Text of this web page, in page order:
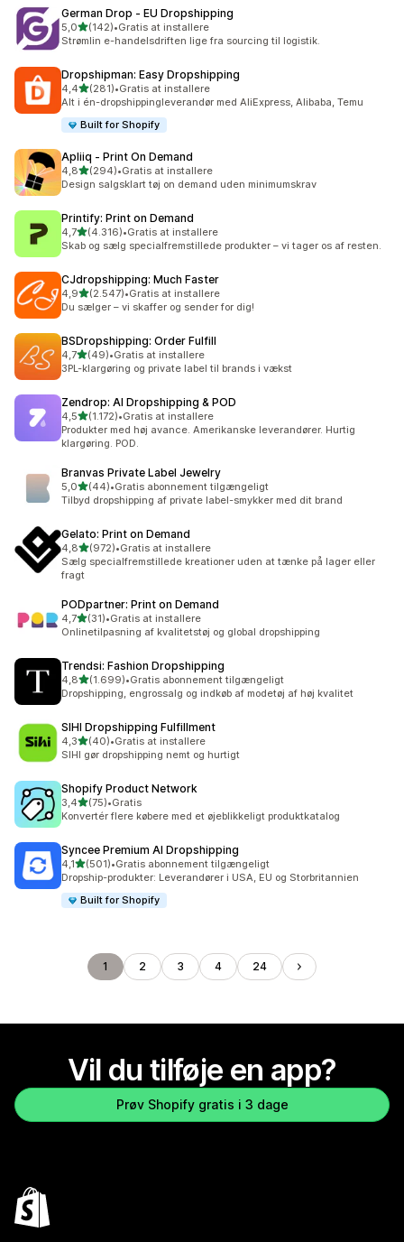
German Drop ‑ EU Dropshipping
5,0ud af 5 stjerner
(142)
142 anmeldelser i alt
•Gratis at installere
Strømlin e-handelsdriften lige fra sourcing til logistik.
Dropshipman: Easy Dropshipping
4,4ud af 5 stjerner
(281)
281 anmeldelser i alt
•Gratis at installere
Alt i én-dropshippingleverandør med AliExpress, Alibaba, Temu
Built for Shopify
Apliiq ‑ Print On Demand
4,8ud af 5 stjerner
(294)
294 anmeldelser i alt
•Gratis at installere
Design salgsklart tøj on demand uden minimumskrav
Printify: Print on Demand
4,7ud af 5 stjerner
(4.316)
4316 anmeldelser i alt
•Gratis at installere
Skab og sælg specialfremstillede produkter – vi tager os af resten.
CJdropshipping: Much Faster
4,9ud af 5 stjerner
(2.547)
2547 anmeldelser i alt
•Gratis at installere
Du sælger – vi skaffer og sender for dig!
BSDropshipping: Order Fulfill
4,7ud af 5 stjerner
(49)
49 anmeldelser i alt
•Gratis at installere
3PL-klargøring og private label til brands i vækst
Zendrop: AI Dropshipping & POD
4,5ud af 5 stjerner
(1.172)
1172 anmeldelser i alt
•Gratis at installere
Produkter med høj avance. Amerikanske leverandører. Hurtig
klargøring. POD.
Branvas Private Label Jewelry
5,0ud af 5 stjerner
(44)
44 anmeldelser i alt
•Gratis abonnement tilgængeligt
Tilbyd dropshipping af private label-smykker med dit brand
Gelato: Print on Demand
4,8ud af 5 stjerner
(972)
972 anmeldelser i alt
•Gratis at installere
Sælg specialfremstillede kreationer uden at tænke på lager eller
fragt
PODpartner: Print on Demand
4,7ud af 5 stjerner
(31)
31 anmeldelser i alt
•Gratis at installere
Onlinetilpasning af kvalitetstøj og global dropshipping
Trendsi: Fashion Dropshipping
4,8ud af 5 stjerner
(1.699)
1699 anmeldelser i alt
•Gratis abonnement tilgængeligt
Dropshipping, engrossalg og indkøb af modetøj af høj kvalitet
SIHI Dropshipping Fulfillment
4,3ud af 5 stjerner
(40)
40 anmeldelser i alt
•Gratis at installere
SIHI gør dropshipping nemt og hurtigt
Shopify Product Network
3,4ud af 5 stjerner
(75)
75 anmeldelser i alt
•Gratis
Konvertér flere købere med et øjeblikkeligt produktkatalog
Syncee Premium AI Dropshipping
4,1ud af 5 stjerner
(501)
501 anmeldelser i alt
•Gratis abonnement tilgængeligt
Dropship-produkter: Leverandører i USA, EU og Storbritannien
Built for Shopify
1 2 3 4 24
Vil du tilføje en app?
Prøv Shopify gratis i 3 dage